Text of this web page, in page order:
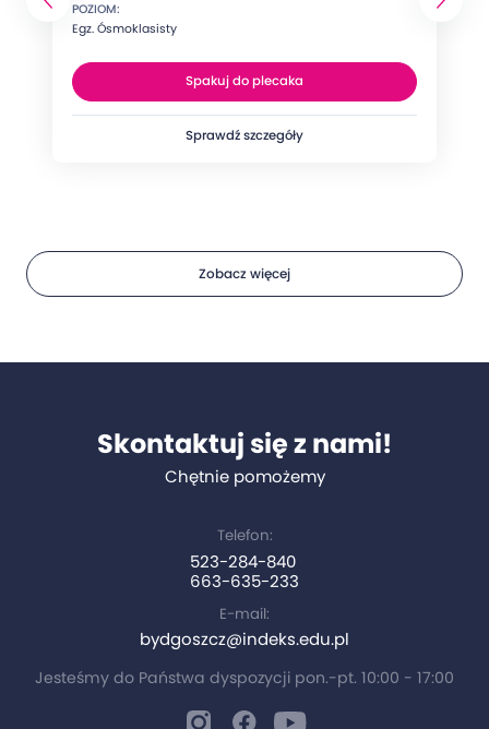
POZIOM:
Egz. Ósmoklasisty
Spakuj do plecaka
Sprawdź szczegóły
Zobacz więcej
Skontaktuj się z nami!
Chętnie pomożemy
Telefon:
523-284-840
663-635-233
E-mail:
bydgoszcz@indeks.edu.pl
Jesteśmy do Państwa dyspozycji pon.-pt. 10:00 - 17:00